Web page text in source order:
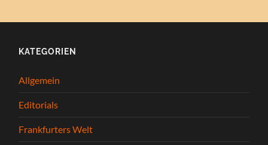
KATEGORIEN
Allgemein
Editorials
Frankfurters Welt